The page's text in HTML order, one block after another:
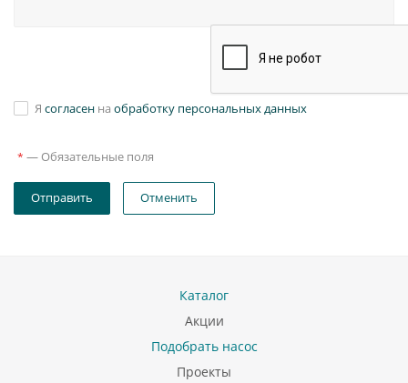
Я согласен на обработку персональных данных
* — Обязательные поля
Отправить Отменить
Каталог
Акции
Подобрать насос
Проекты